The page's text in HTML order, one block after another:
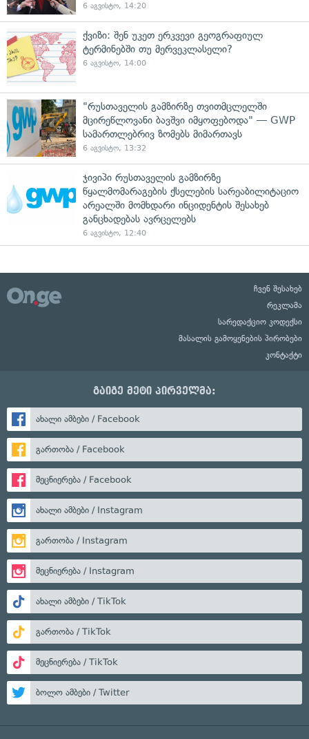
6 აგვისტო, 14:20
ქვიზი: შენ უკეთ ერკვევი გეოგრაფიულ
ტერმინებში თუ მერვეკლასელი?
6 აგვისტო, 14:00
"რუსთაველის გამზირზე თვითმცლელში
მცირეწლოვანი ბავშვი იმყოფებოდა" — GWP
სამართლებრივ ზომებს მიმართავს
6 აგვისტო, 13:32
ჯივიპი რუსთაველის გამზირზე
წყალმომარაგების ქსელების სარეაბილიტაციო
არეალში მომხდარი ინციდენტის შესახებ
განცხადებას ავრცელებს
6 აგვისტო, 12:40
ჩვენ შესახებ
რეკლამა
სარედაქციო კოდექსი
მასალის გამოყენების პირობები
კონტაქტი
გაიგე მეტი პირველმა:
ახალი ამბები / Facebook
გართობა / Facebook
მეცნიერება / Facebook
ახალი ამბები / Instagram
გართობა / Instagram
მეცნიერება / Instagram
ახალი ამბები / TikTok
გართობა / TikTok
მეცნიერება / TikTok
ბოლო ამბები / Twitter